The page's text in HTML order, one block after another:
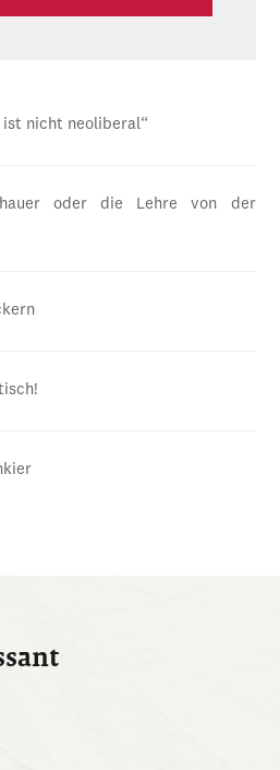
ist nicht neoliberal“
oder die Lehre von der